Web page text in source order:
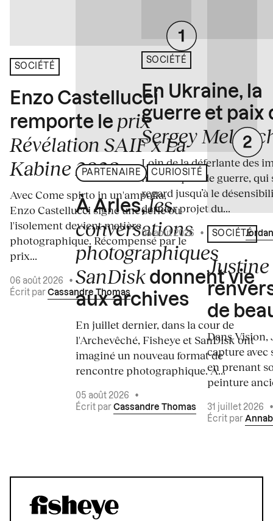
SOCIÉTÉ
Enzo Castellucci
remporte le prix
Révélation SAIF x La
Kabine 2026
Avec Come spirto in un'ampolla,
Enzo Castellucci signe une série où
l'isolement devient matière
photographique. Récompensé par le
prix...
06 août 2026
•
Écrit par Cassandre Thomas
PARTENAIRE CURIOSITÉ
À Arles,les
conversations
photographiques
SanDisk donnent vie
aux archives
En juillet dernier, dans la cour de
l'Archevêché, Fisheye et SanDisk ont
imaginé un nouveau format de
rencontre photographique. À...
05 août 2026
•
Écrit par Cassandre Thomas
SOCIÉTÉ
En Ukraine, la
guerre et paix
Sergey
Loin de la déferlante des
médiatiques de guerre, qui
regard jusqu’à le
dernier projet du...
04 août 2026 • Écrit par
SOCIÉTÉ
de
Dans
capture avec
en prenant
peinture
31 juillet 2026
Écrit par